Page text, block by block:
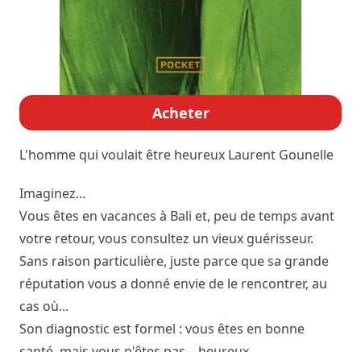
Acheter
L'homme qui voulait être heureux Laurent Gounelle
Imaginez...
Vous êtes en vacances à Bali et, peu de temps avant
votre retour, vous consultez un vieux guérisseur.
Sans raison particulière, juste parce que sa grande
réputation vous a donné envie de le rencontrer, au
cas où...
Son diagnostic est formel : vous êtes en bonne